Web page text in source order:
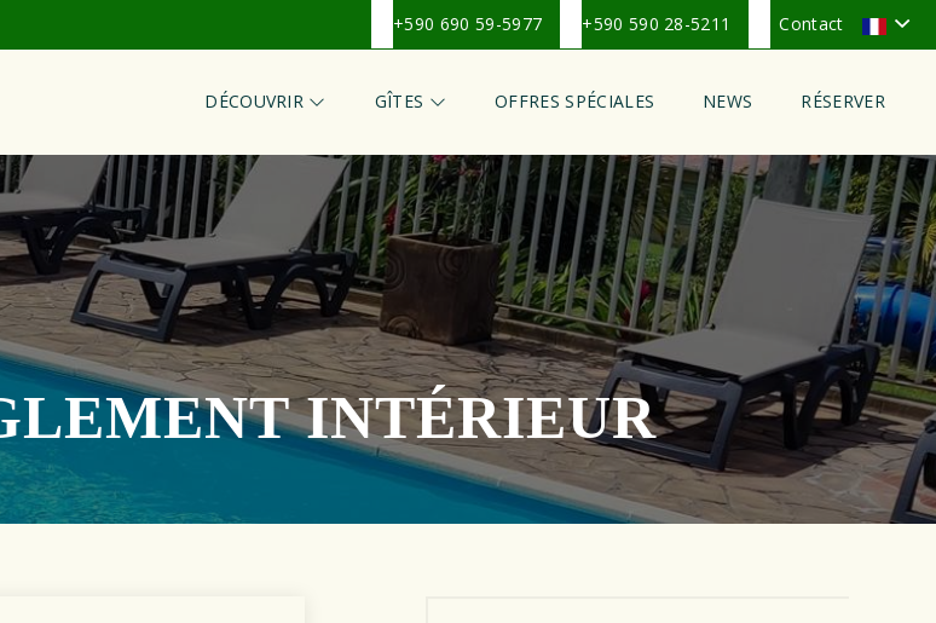
Contact
+590 590 28-5211
+590 690 59-5977
DÉCOUVRIR GÎTES OFFRES SPÉCIALES NEWS RÉSERVER
INTÉRIEUR